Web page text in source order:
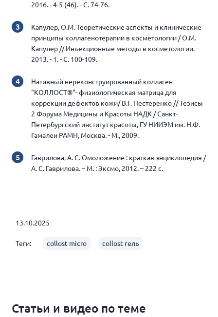
2016. - 4-5 (46). - С. 74-76.
Капулер, О.М. Теоретические аспекты и клинические
принципы коллагенотерапии в косметологии / О.М.
Капулер // Инъекционные методы в косметологии. -
2013. - 1. - С. 100-109.
Нативный нереконструированный коллаген
"КОЛЛОСТ®"- физиологическая матрица для
коррекции дефектов кожи/ В.Г. Нестеренко // Тезисы
2 Форума Медицины и Красоты НАДК / Санкт-
Петербургский институт красоты, ГУ НИИЭМ им. Н.Ф.
Гамалеи РАМН, Москва. - М., 2009.
Гаврилова, А. С. Омоложение : краткая энциклопедия /
А. С. Гаврилова. – М. : Эксмо, 2012. – 222 c.
13.10.2025
Теги: collost micro collost гель
Статьи и видео по теме